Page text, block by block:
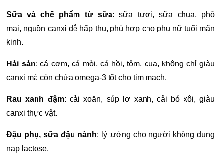
Sữa và chế phẩm từ sữa: sữa tươi, sữa chua, phô
mai, nguồn canxi dễ hấp thu, phù hợp cho phụ nữ tuổi mãn
kinh.
Hải sản: cá cơm, cá mòi, cá hồi, tôm, cua, không chỉ giàu
canxi mà còn chứa omega-3 tốt cho tim mạch.
Rau xanh đậm: cải xoăn, súp lơ xanh, cải bó xôi, giàu
canxi thực vật.
Đậu phụ, sữa đậu nành: lý tưởng cho người không dung
nạp lactose.